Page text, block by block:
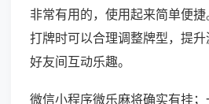
非常有用的，使用起来简单便
打牌时可以合理调整牌型，提
好友间互动乐趣。
微信小程序微乐麻将确实有挂